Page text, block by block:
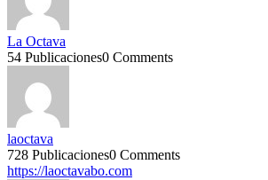
La Octava
54 Publicaciones0 Comments
laoctava
728 Publicaciones0 Comments
https://laoctavabo.com